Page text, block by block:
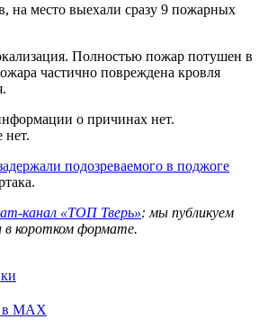
на место выехали сразу 9 пожарных
Полностью пожар потушен в
частично повреждена кровля
о причинах нет.
нет.
подозреваемого в поджоге
канал «ТОП Тверь»: мы публикуем
в коротком формате.
в MAX